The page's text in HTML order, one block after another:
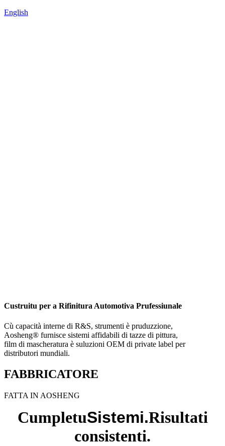
English
Custruitu per a Rifinitura Automotiva Prufessiunale
Cù capacità interne di R&S, strumenti è pruduzzione,
Aosheng® furnisce sistemi affidabili di tazze di pittura,
film di mascheratura è suluzioni OEM di private label per
distributori mundiali.
FABBRICATORE
FATTA IN AOSHENG
CumpletuSistemi.Risultati
consistenti.